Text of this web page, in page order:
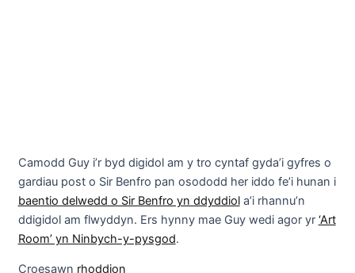
Camodd Guy i’r byd digidol am y tro cyntaf gyda’i gyfres o
gardiau post o Sir Benfro pan osododd her iddo fe’i hunan i
baentio delwedd o Sir Benfro yn ddyddiola’i rhannu’n
ddigidol am flwyddyn. Ers hynny mae Guy wedi agor yr ‘Art
Room’ yn Ninbych-y-pysgod.
Croesawn rhoddion